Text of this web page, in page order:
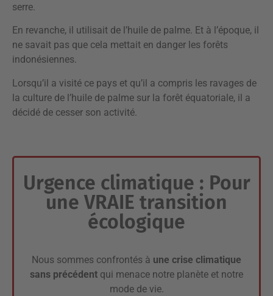
serre.
En revanche, il utilisait de l’huile de palme. Et à l’époque, il
ne savait pas que cela mettait en danger les forêts
indonésiennes.
Lorsqu’il a visité ce pays et qu’il a compris les ravages de
la culture de l’huile de palme sur la forêt équatoriale, il a
décidé de cesser son activité.
Urgence climatique : Pour
une VRAIE transition
écologique
Nous sommes confrontés à une crise climatique
sans précédent qui menace notre planète et notre
mode de vie.